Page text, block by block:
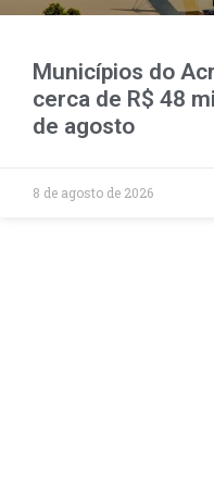
Municípios do
cerca de R$ 48
de agosto
8 de agosto de 2026